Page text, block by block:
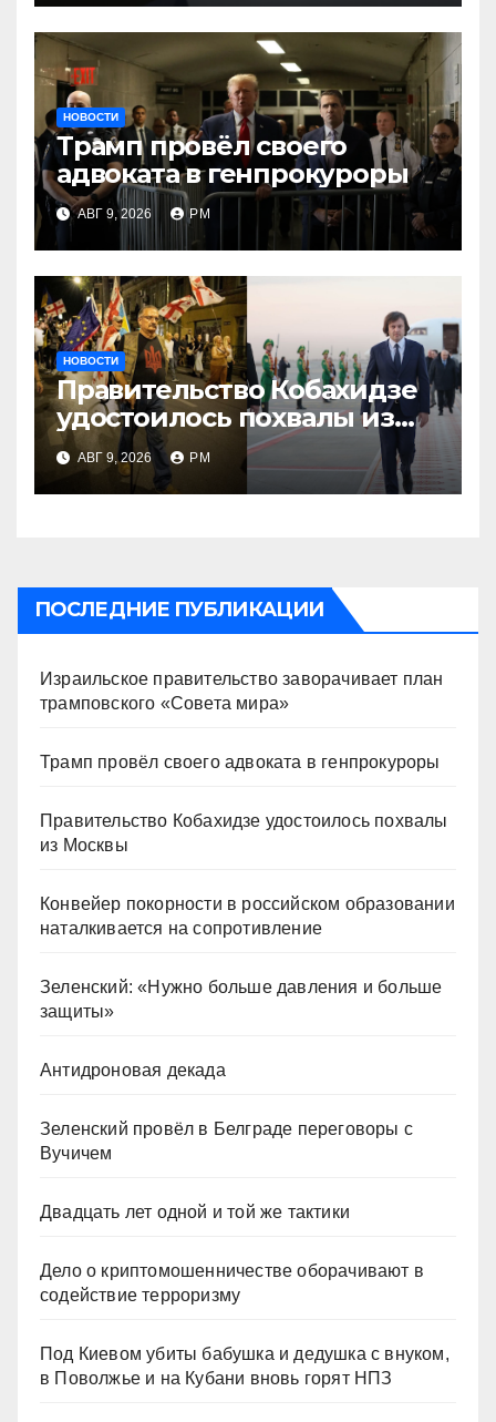
мира»
НОВОСТИ
Трамп провёл своего
адвоката в генпрокуроры
АВГ 9, 2026 РМ
НОВОСТИ
Правительство Кобахидзе
удостоилось похвалы из
Москвы
АВГ 9, 2026 РМ
ПОСЛЕДНИЕ ПУБЛИКАЦИИ
Израильское правительство заворачивает план
трамповского «Совета мира»
Трамп провёл своего адвоката в генпрокуроры
Правительство Кобахидзе удостоилось похвалы
из Москвы
Конвейер покорности в российском образовании
наталкивается на сопротивление
Зеленский: «Нужно больше давления и больше
защиты»
Антидроновая декада
Зеленский провёл в Белграде переговоры с
Вучичем
Двадцать лет одной и той же тактики
Дело о криптомошенничестве оборачивают в
содействие терроризму
Под Киевом убиты бабушка и дедушка с внуком,
в Поволжье и на Кубани вновь горят НПЗ